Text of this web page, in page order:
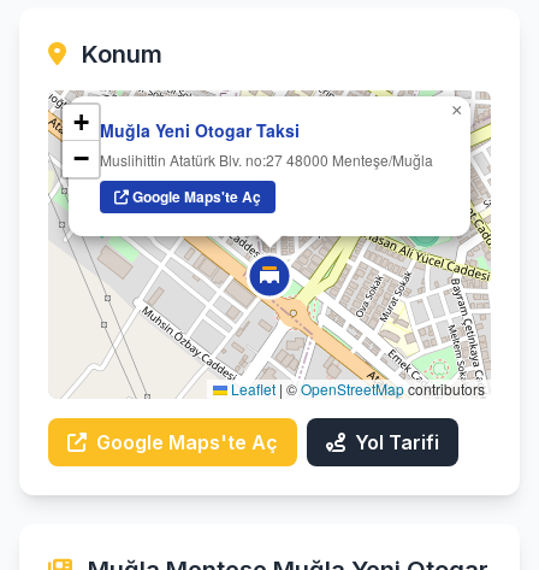
Konum
Muğla Yeni Otogar Taksi
Muslihittin Atatürk Blv. no:27 48000 Menteşe/Muğla
Google Maps'te Aç
×
+
−
Leaflet | ©OpenStreetMapcontributors
Google Maps'te Aç Yol Tarifi